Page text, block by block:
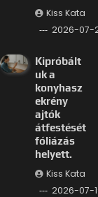
Kiss Kata
2026-07-
Kipróbált
uk a
konyhasz
ekrény
ajtók
átfestését
fóliázás
helyett.
Kiss Kata
2026-07-